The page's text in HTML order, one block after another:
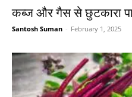
कब्ज और गैस से छुटकारा
Santosh Suman - February 1, 2025